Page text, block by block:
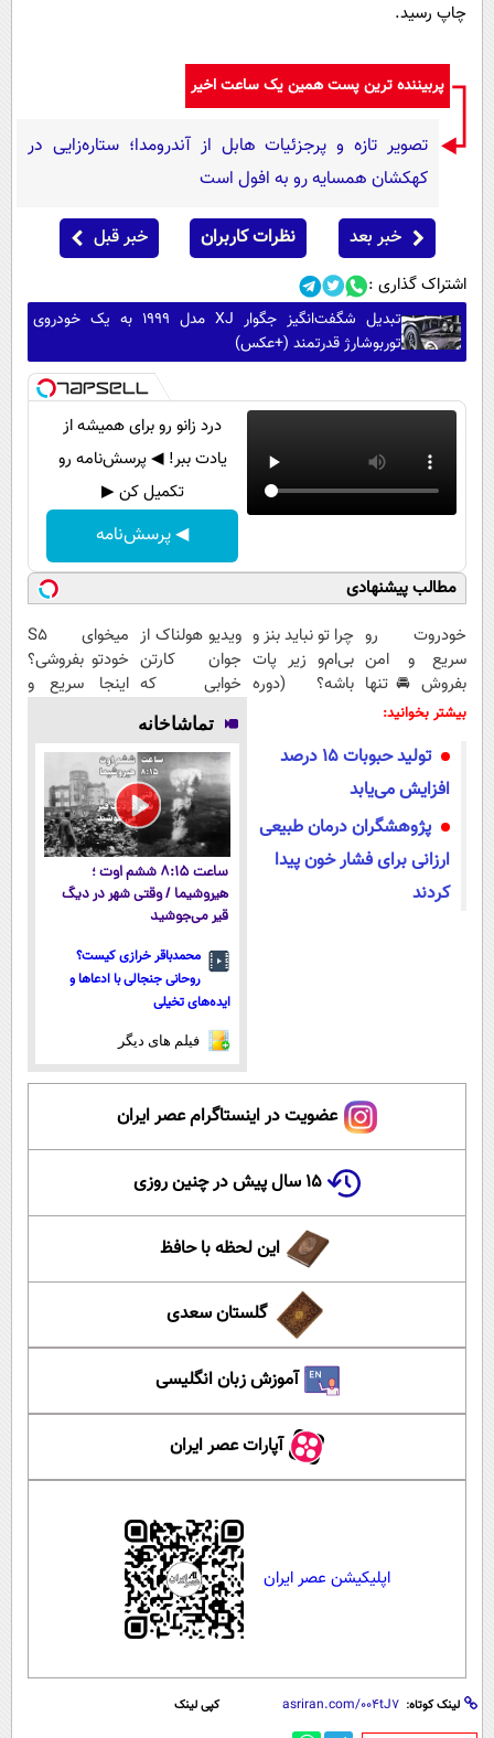
چاپ رسید.
پربیننده ترین پست همین یک ساعت اخیر
تصویر تازه و پرجزئیات هابل از آندرومدا؛ ستاره‌زایی در
کهکشان همسایه رو به افول است
خبر بعد نظرات کاربران خبر قبل
اشتراک گذاری :
تبدیل شگفت‌انگیز جگوار XJ مدل ۱۹۹۹ به یک خودروی
توربوشارژ قدرتمند (+عکس)
درد زانو رو برای همیشه از
یادت ببر! ◀ پرسش‌نامه رو
تکمیل کن ▶
◀ پرسش‌نامه
مطالب پیشنهادی
خودروت رو
سریع و امن
بفروش 🚘 تنها
با یک بار
چرا تو نباید بنز و
بی‌ام‌و زیر پات
باشه؟ (دوره
ویدیو هولناک از
جوان کارتن
خوابی که
میلیاردر شد.
آموزش رایگان
میخوای S5
خودتو بفروشی؟
اینجا سریع و
بیشتر بخوانید:
تولید حبوبات ۱۵ درصد
افزایش می‌یابد
پژوهشگران درمان طبیعی
ارزانی برای فشار خون پیدا
کردند
تماشاخانه
ساعت ۸:۱۵ ششم اوت ؛
هیروشیما / وقتی شهر در دیگ
قیر می‌جوشید
محمدباقر خرازی کیست؟
روحانی جنجالی با ادعاها و
ایده‌های تخیلی
فیلم های دیگر
عضویت در اینستاگرام عصر ایران
۱۵ سال پیش در چنین روزی
این لحظه با حافظ
گلستان سعدی
آموزش زبان انگلیسی
آپارات عصر ایران
اپلیکیشن عصر ایران
لینک کوتاه: کپی لینک